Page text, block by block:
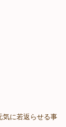
気に若返らせる事